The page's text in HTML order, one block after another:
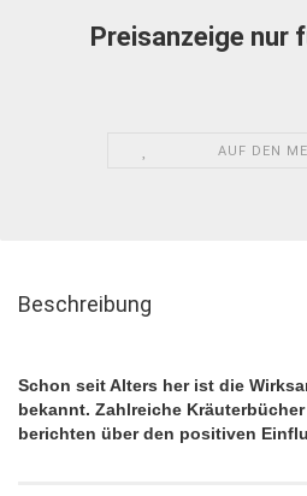
Preisanzeige nur
AUF DEN
Beschreibung
Schon seit Alters her ist die
bekannt. Zahlreiche Kräuterbücher
berichten über den positiven